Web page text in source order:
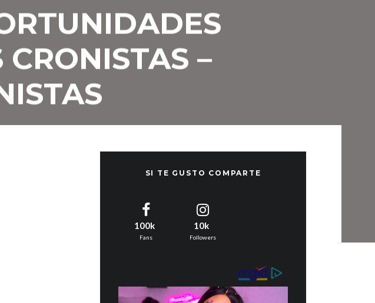
–
SI TE GUSTO COMPARTE
100k
Fans
10k
Followers